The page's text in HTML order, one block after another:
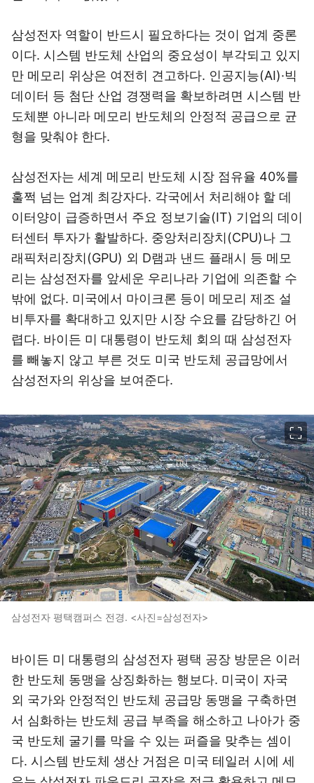
삼성전자 역할이 반드시 필요하다는 것이 업계 중론
이다. 시스템 반도체 산업의 중요성이 부각되고 있지
만 메모리 위상은 여전히 견고하다. 인공지능(AI)·빅
데이터 등 첨단 산업 경쟁력을 확보하려면 시스템 반
도체뿐 아니라 메모리 반도체의 안정적 공급으로 균
형을 맞춰야 한다.
삼성전자는 세계 메모리 반도체 시장 점유율 40%를
훌쩍 넘는 업계 최강자다. 각국에서 처리해야 할 데
이터양이 급증하면서 주요 정보기술(IT) 기업의 데이
터센터 투자가 활발하다. 중앙처리장치(CPU)나 그
래픽처리장치(GPU) 외 D램과 낸드 플래시 등 메모
리는 삼성전자를 앞세운 우리나라 기업에 의존할 수
밖에 없다. 미국에서 마이크론 등이 메모리 제조 설
비투자를 확대하고 있지만 시장 수요를 감당하긴 어
렵다. 바이든 미 대통령이 반도체 회의 때 삼성전자
를 빼놓지 않고 부른 것도 미국 반도체 공급망에서
삼성전자의 위상을 보여준다.
삼성전자 평택캠퍼스 전경. <사진=삼성전자>
바이든 미 대통령의 삼성전자 평택 공장 방문은 이러
한 반도체 동맹을 상징화하는 행보다. 미국이 자국
외 국가와 안정적인 반도체 공급망 동맹을 구축하면
서 심화하는 반도체 공급 부족을 해소하고 나아가 중
국 반도체 굴기를 막을 수 있는 퍼즐을 맞추는 셈이
다. 시스템 반도체 생산 거점은 미국 테일러 시에 세